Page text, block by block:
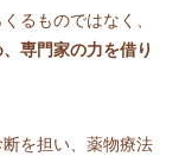
るものではなく、
専門家の力を借り
を担い、薬物療法